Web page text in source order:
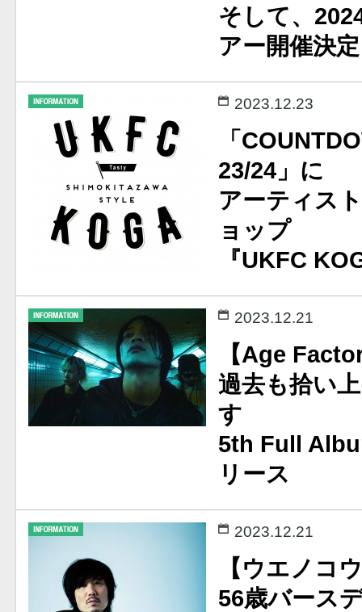
そして、
アー開催決
2023.12.23
「
23/24」に
アーティス
ョップ
『UKFC
2023.12.21
【Age
過去も拾い
す
5th Full
リース
2023.12.21
【ウエノコ
56歳バース